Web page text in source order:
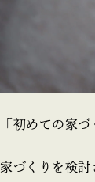
「初めての家
家づくりを検討